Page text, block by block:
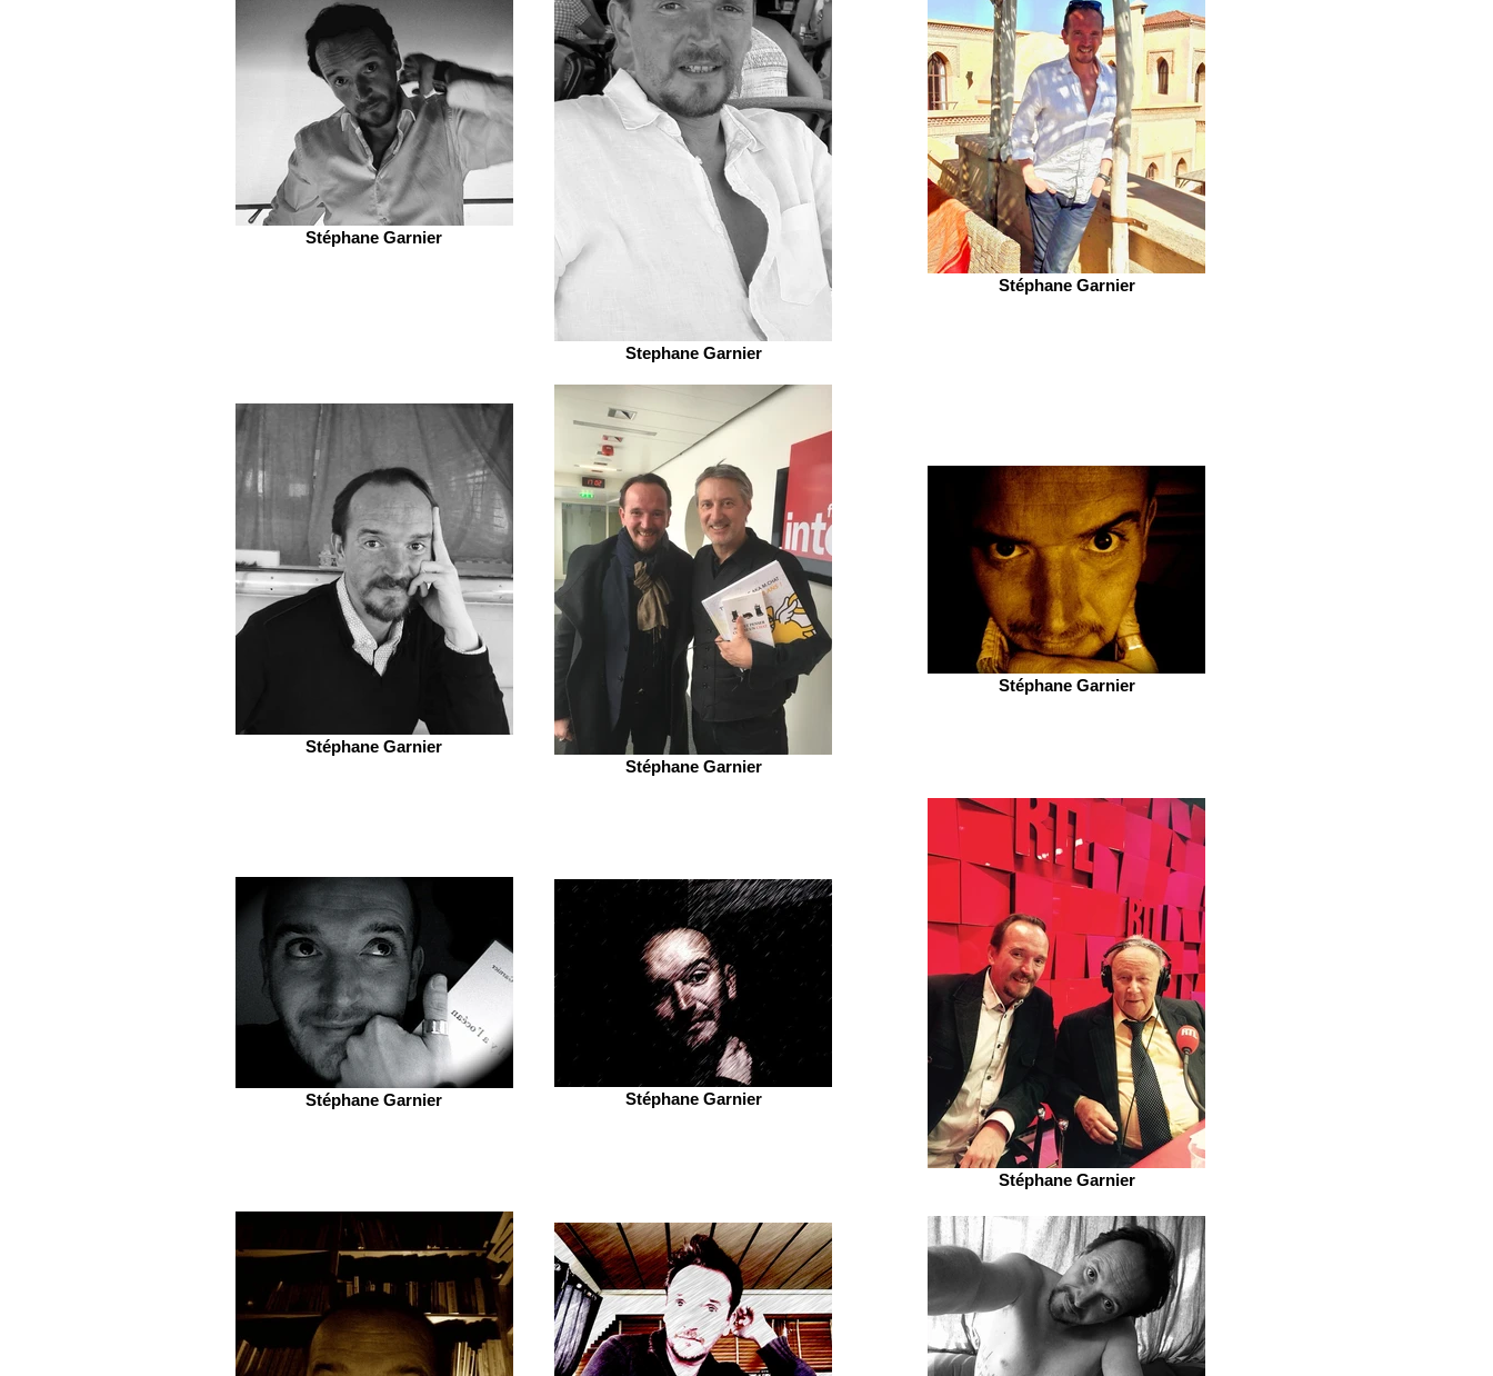
Stéphane Garnier
Stephane Garnier
Stéphane Garnier
Stéphane Garnier
Stéphane Garnier
Stéphane Garnier
Stéphane Garnier Stéphane Garnier
Stéphane Garnier